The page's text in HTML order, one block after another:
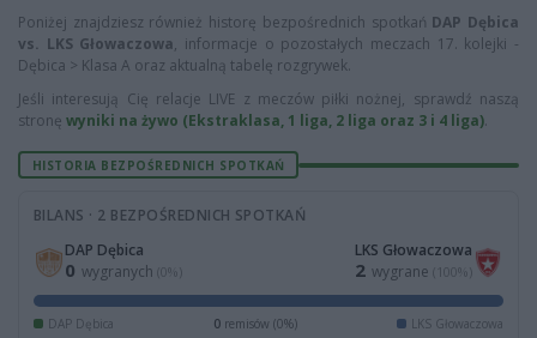
Poniżej znajdziesz również historę bezpośrednich spotkań DAP Dębica
vs. LKS Głowaczowa, informacje o pozostałych meczach 17. kolejki -
Dębica > Klasa A oraz aktualną tabelę rozgrywek.
Jeśli interesują Cię relacje LIVE z meczów piłki nożnej, sprawdź naszą
stronę wyniki na żywo (Ekstraklasa, 1 liga, 2 liga oraz 3 i 4 liga).
HISTORIA BEZPOŚREDNICH SPOTKAŃ
BILANS · 2 BEZPOŚREDNICH SPOTKAŃ
DAP Dębica
0 wygranych (0%)
LKS Głowaczowa
2 wygrane (100%)
DAP Dębica 0 remisów (0%) LKS Głowaczowa